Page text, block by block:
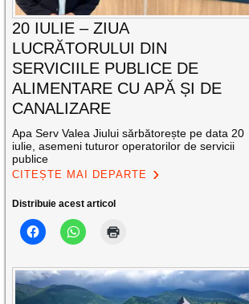
20 IULIE – ZIUA
LUCRĂTORULUI DIN
SERVICIILE PUBLICE DE
ALIMENTARE CU APĂ ȘI DE
CANALIZARE
Apa Serv Valea Jiului sărbătorește pe data 20
iulie, asemeni tuturor operatorilor de servicii
publice
CITEȘTE MAI DEPARTE
Distribuie acest articol